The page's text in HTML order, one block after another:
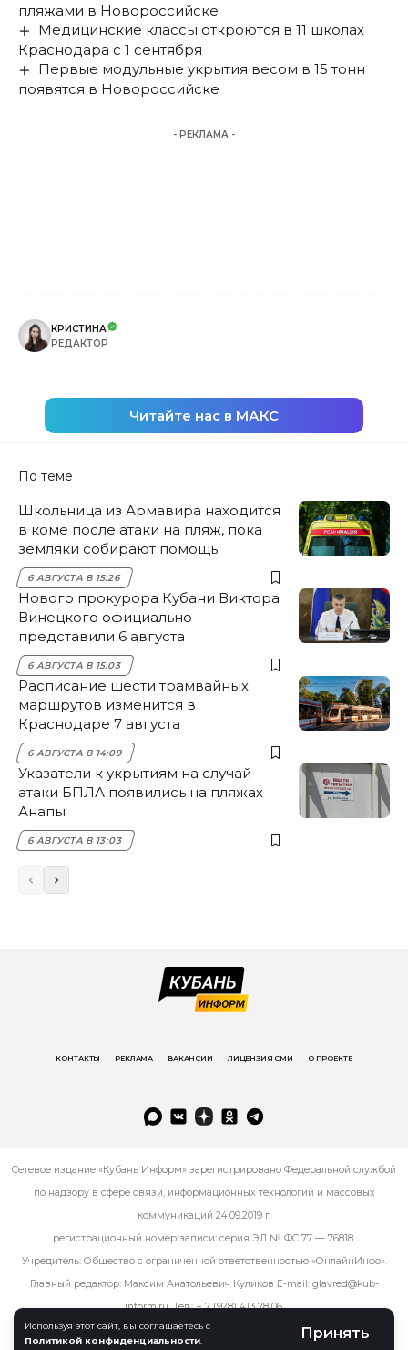
Используя этот сайт, вы соглашаетесь с
Политикой конфиденциальности
Принять
пляжами в Новороссийске
Медицинские классы откроются в 11 школах
Краснодара с 1 сентября
Первые модульные укрытия весом в 15 тонн
появятся в Новороссийске
- РЕКЛАМА -
КРИСТИНА
РЕДАКТОР
Читайте нас в МАКС
По теме
Школьница из Армавира находится
в коме после атаки на пляж, пока
земляки собирают помощь
6 АВГУСТА В 15:26
Нового прокурора Кубани Виктора
Винецкого официально
представили 6 августа
6 АВГУСТА В 15:03
Расписание шести трамвайных
маршрутов изменится в
Краснодаре 7 августа
6 АВГУСТА В 14:09
Указатели к укрытиям на случай
атаки БПЛА появились на пляжах
Анапы
6 АВГУСТА В 13:03
КОНТАКТЫ РЕКЛАМА ВАКАНСИИ ЛИЦЕНЗИЯ СМИ О ПРОЕКТЕ
Сетевое издание «Кубань Информ» зарегистрировано Федеральной службой
по надзору в сфере связи, информационных технологий и массовых
коммуникаций 24.09.2019 г.
регистрационный номер записи: серия ЭЛ № ФС 77 — 76818.
Учредитель: Общество с ограниченной ответственностью «ОнлайнИнфо».
Главный редактор: Максим Анатольевич Куликов E-mail: glavred@kub-
inform.ru. Тел.:+ 7 (928) 413 78 06.
© kub-inform 2026